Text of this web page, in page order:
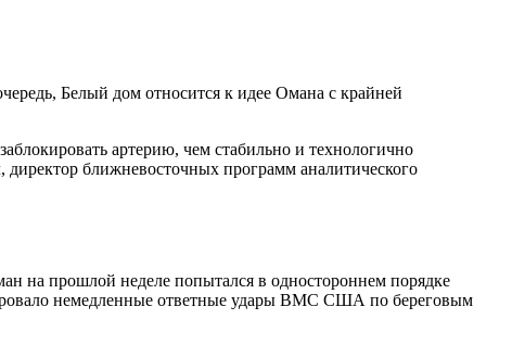
Белый дом относится к идее Омана с крайней
артерию, чем стабильно и технологично
ближневосточных программ аналитического
на прошлой неделе попытался в одностороннем порядке
немедленные ответные удары ВМС США по береговым